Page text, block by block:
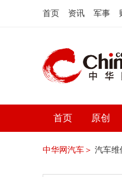
首页 资讯 军事
首页 原创
中华网汽车＞ 汽车维